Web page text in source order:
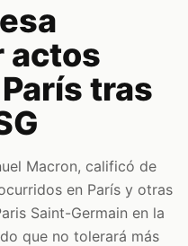
actos
tras
Macron, calificó de
en París y otras
Saint-Germain en la
que no tolerará más